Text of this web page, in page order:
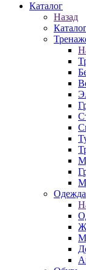
Каталог
Назад
Одежда